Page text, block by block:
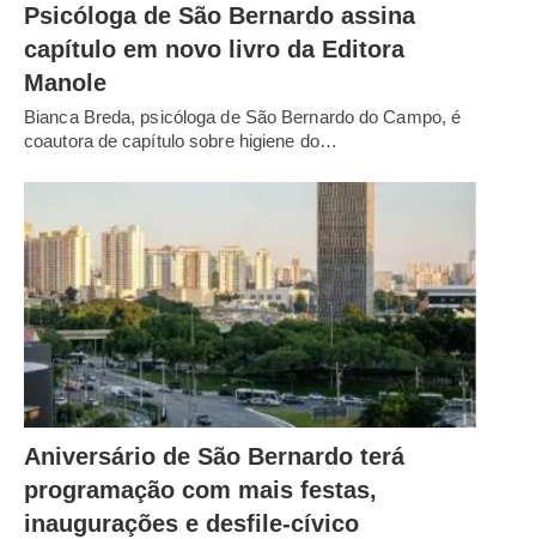
Psicóloga de São Bernardo assina
capítulo em novo livro da Editora
Manole
Bianca Breda, psicóloga de São Bernardo do Campo, é
coautora de capítulo sobre higiene do…
Aniversário de São Bernardo terá
programação com mais festas,
inaugurações e desfile-cívico